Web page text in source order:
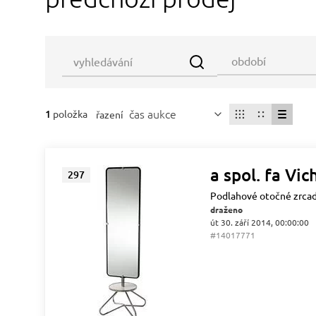
1 položka řazení čas aukce
297 a spol. fa
Podlahové otočné
draženo
út 30. září 2014, 00:00:00
#14017771